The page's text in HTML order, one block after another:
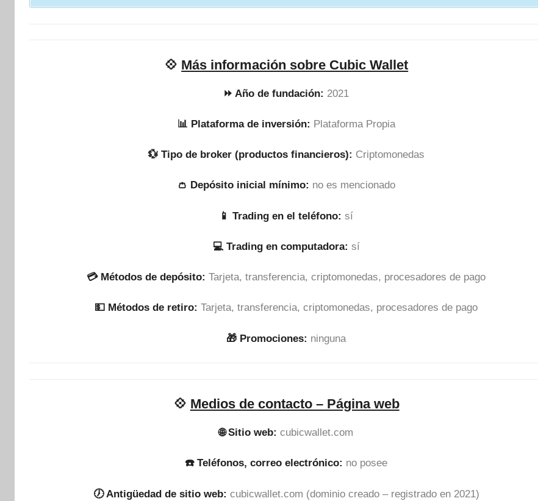
💠 Más información sobre Cubic Wallet
⏩ Año de fundación: 2021
📊 Plataforma de inversión: Plataforma Propia
💱 Tipo de broker (productos financieros): Criptomonedas
👛 Depósito inicial mínimo: no es mencionado
📱 Trading en el teléfono: sí
💻 Trading en computadora: sí
💳 Métodos de depósito: Tarjeta, transferencia, criptomonedas, procesadores de pago
💵​ Métodos de retiro: Tarjeta, transferencia, criptomonedas, procesadores de pago
🎁 Promociones: ninguna
💠 Medios de contacto – Página web
🌐 Sitio web: cubicwallet.com
☎️ Teléfonos, correo electrónico: no posee
🕖 Antigüedad de sitio web: cubicwallet.com (dominio creado – registrado en 2021)